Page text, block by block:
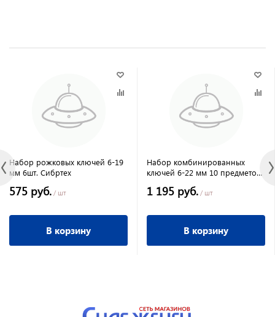
Набор рожковых ключей 6-19
мм 6шт. Сибртех
575 руб. / шт
В корзину
Набор комбинированных
ключей 6-22 мм 10 предметов
1 195 руб. / шт
В корзину